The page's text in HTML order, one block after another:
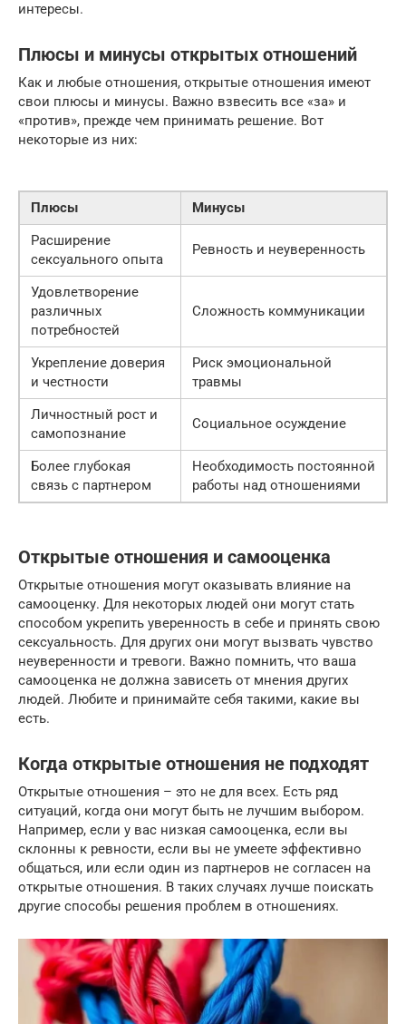
интересы.
Плюсы и минусы открытых отношений
Как и любые отношения, открытые отношения имеют
свои плюсы и минусы. Важно взвесить все «за» и
«против», прежде чем принимать решение. Вот
некоторые из них:
Плюсы
Минусы
Расширение
сексуального опыта
Ревность и неуверенность
Удовлетворение
различных
потребностей
Сложность коммуникации
Укрепление доверия
и честности
Риск эмоциональной
травмы
Личностный рост и
самопознание
Социальное осуждение
Более глубокая
связь с партнером
Необходимость постоянной
работы над отношениями
Открытые отношения и самооценка
Открытые отношения могут оказывать влияние на
самооценку. Для некоторых людей они могут стать
способом укрепить уверенность в себе и принять свою
сексуальность. Для других они могут вызвать чувство
неуверенности и тревоги. Важно помнить, что ваша
самооценка не должна зависеть от мнения других
людей. Любите и принимайте себя такими, какие вы
есть.
Когда открытые отношения не подходят
Открытые отношения – это не для всех. Есть ряд
ситуаций, когда они могут быть не лучшим выбором.
Например, если у вас низкая самооценка, если вы
склонны к ревности, если вы не умеете эффективно
общаться, или если один из партнеров не согласен на
открытые отношения. В таких случаях лучше поискать
другие способы решения проблем в отношениях.